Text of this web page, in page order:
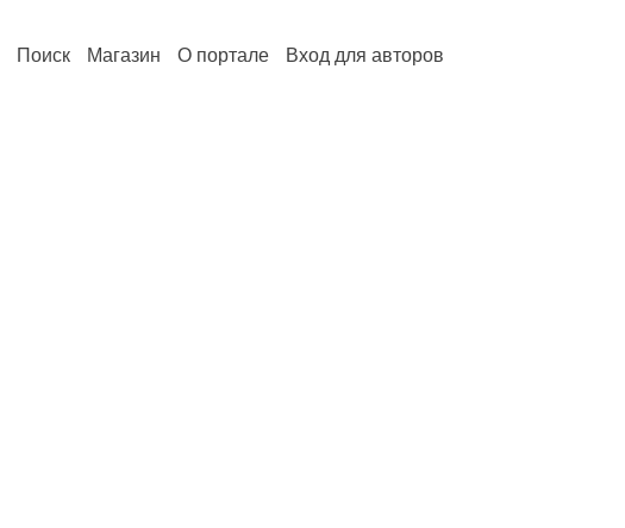
Поиск Магазин О портале Вход для авторов